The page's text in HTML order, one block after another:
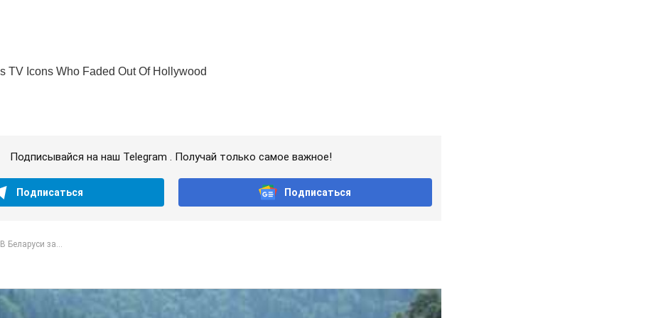
Подписывайся на наш Telegram . Получай только самое важное!
Подписаться Подписаться
В Беларуси за...